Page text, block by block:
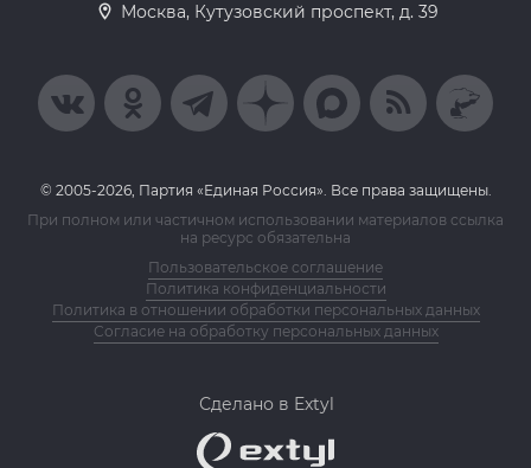
Москва, Кутузовский проспект, д. 39
© 2005-2026, Партия «Единая Россия». Все права защищены.
При полном или частичном использовании материалов ссылка
на ресурс обязательна
Пользовательское соглашение
Политика конфиденциальности
Политика в отношении обработки персональных данных
Согласие на обработку персональных данных
Сделано в Extyl